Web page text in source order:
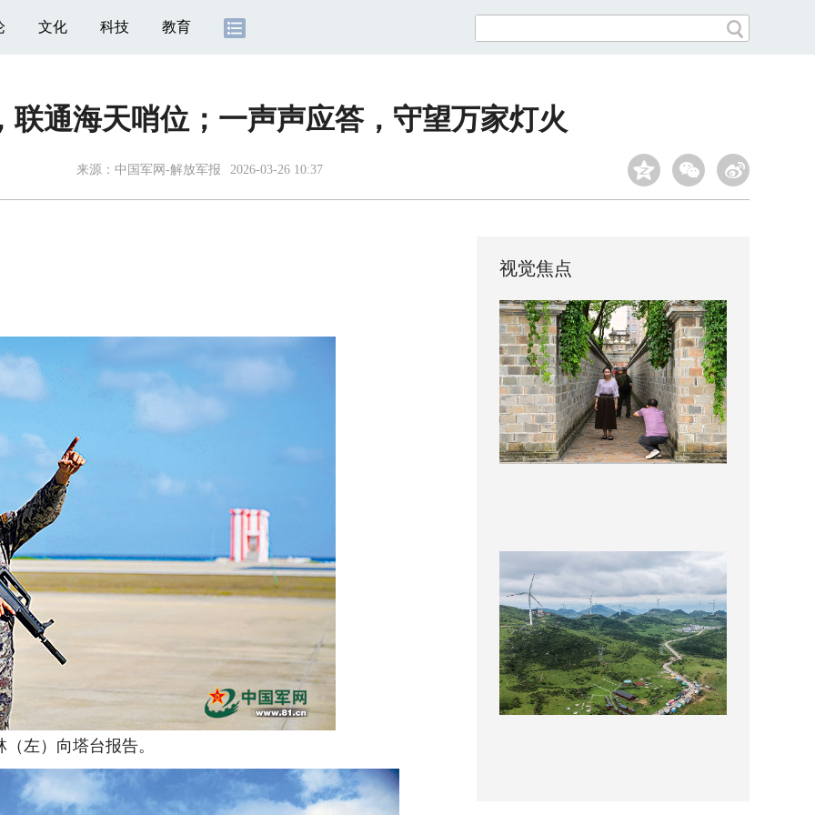
文化 科技 教育
联通海天哨位；一声声应答，守望万家灯火
来源： 中国军网-解放军报 2026-03-26 10:37
）向塔台报告。
视觉焦点